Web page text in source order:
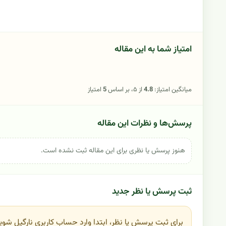
امتیاز شما به این مقاله
میانگین امتیاز: 4.8از ۵، بر اساس 5امتیاز
پرسش‌ها و نظرات این مقاله
هنوز پرسش یا نظری برای این مقاله ثبت نشده است.
ثبت پرسش یا نظر جدید
برای ثبت پرسش یا نظر، ابتدا وارد حساب کاربری نارگیل